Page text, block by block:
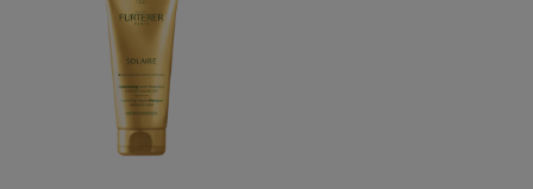
para
después
del
sol